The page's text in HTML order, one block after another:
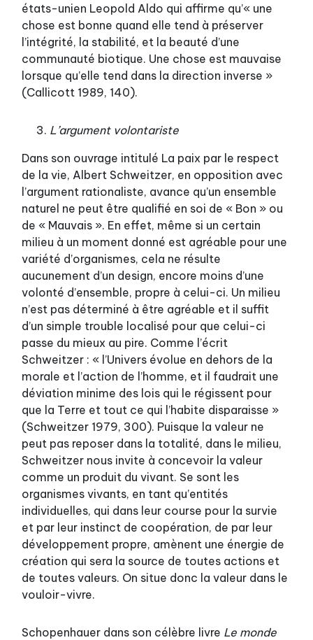
états-unien Leopold Aldo qui affirme qu’« une
chose est bonne quand elle tend à préserver
l’intégrité, la stabilité, et la beauté d’une
communauté biotique. Une chose est mauvaise
lorsque qu’elle tend dans la direction inverse »
(Callicott 1989, 140).
L’argument volontariste
Dans son ouvrage intitulé La paix par le respect
de la vie, Albert Schweitzer, en opposition avec
l’argument rationaliste, avance qu’un ensemble
naturel ne peut être qualifié en soi de « Bon » ou
de « Mauvais ». En effet, même si un certain
milieu à un moment donné est agréable pour une
variété d’organismes, cela ne résulte
aucunement d’un design, encore moins d’une
volonté d’ensemble, propre à celui-ci. Un milieu
n’est pas déterminé à être agréable et il suffit
d’un simple trouble localisé pour que celui-ci
passe du mieux au pire. Comme l’écrit
Schweitzer : « l’Univers évolue en dehors de la
morale et l’action de l’homme, et il faudrait une
déviation minime des lois qui le régissent pour
que la Terre et tout ce qui l’habite disparaisse »
(Schweitzer 1979, 300). Puisque la valeur ne
peut pas reposer dans la totalité, dans le milieu,
Schweitzer nous invite à concevoir la valeur
comme un produit du vivant. Se sont les
organismes vivants, en tant qu’entités
individuelles, qui dans leur course pour la survie
et par leur instinct de coopération, de par leur
développement propre, amènent une énergie de
création qui sera la source de toutes actions et
de toutes valeurs. On situe donc la valeur dans le
vouloir-vivre.
Schopenhauer dans son célèbre livre Le monde